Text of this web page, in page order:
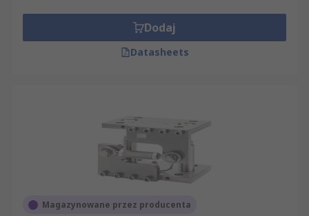
Dodaj
Datasheets
Magazynowane przez producenta